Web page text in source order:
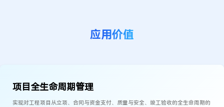
应用价值
项目全生命周期管理
实现对工程项目从立项、合同与资金支付、质量与安全、竣工验收的全生命周期的